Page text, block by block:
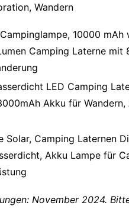
Wandern
10000 mAh
Camping Laterne mit
LED Camping
Akku für Wandern,
Solar, Camping Laternen
Akku Lampe für
November 2024.